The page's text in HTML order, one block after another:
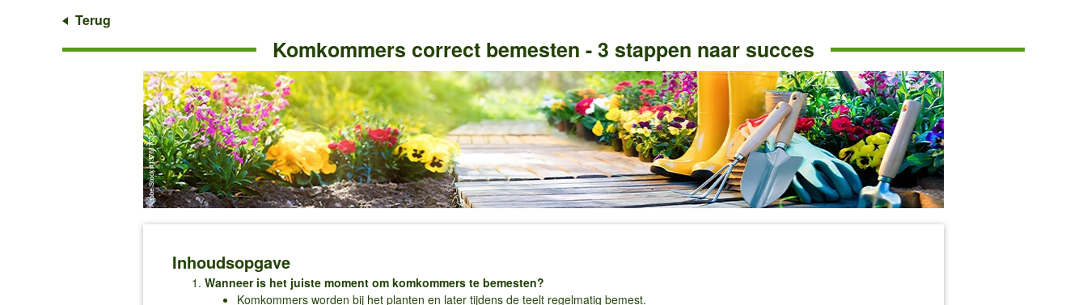
Terug
Komkommers correct bemesten - 3 stappen naar succes
Inhoudsopgave
Wanneer is het juiste moment om komkommers te bemesten?
Komkommers worden bij het planten en later tijdens de teelt regelmatig bemest.